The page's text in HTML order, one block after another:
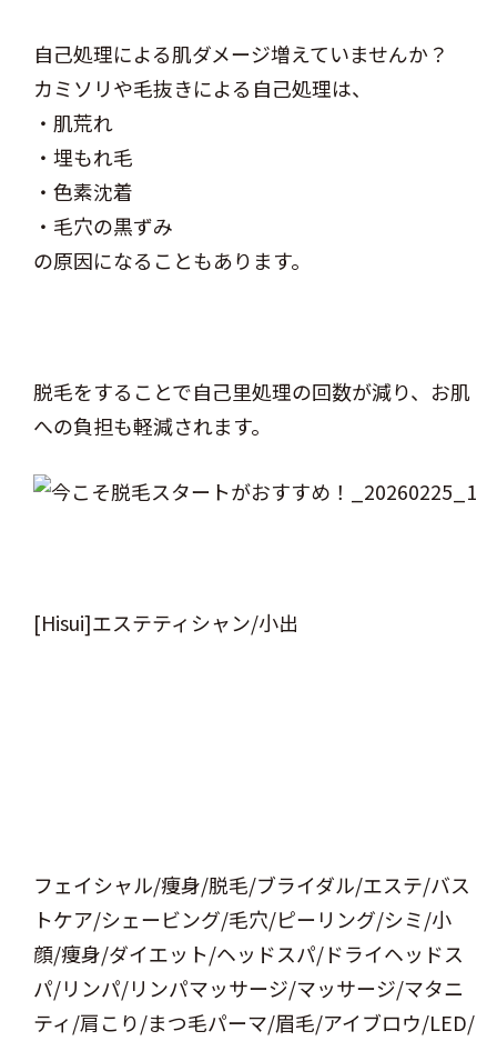
自己処理による肌ダメージ増えていませんか？
カミソリや毛抜きによる自己処理は、
・肌荒れ
・埋もれ毛
・色素沈着
・毛穴の黒ずみ
の原因になることもあります。
脱毛をすることで自己里処理の回数が減り、お肌
への負担も軽減されます。
[Hisui]エステティシャン/小出
フェイシャル/痩身/脱毛/ブライダル/エステ/バス
トケア/シェービング/毛穴/ピーリング/シミ/小
顔/痩身/ダイエット/ヘッドスパ/ドライヘッドス
パ/リンパ/リンパマッサージ/マッサージ/マタニ
ティ/肩こり/まつ毛パーマ/眉毛/アイブロウ/LED/